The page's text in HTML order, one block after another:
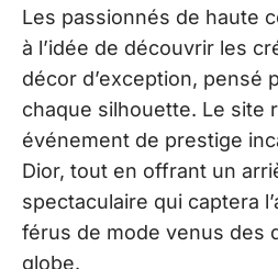
Les passionnés de haute
à l’idée de découvrir les
décor d’exception, pensé
chaque silhouette. Le site
événement de prestige
Dior, tout en offrant un
spectaculaire qui captera
férus de mode venus des
globe.